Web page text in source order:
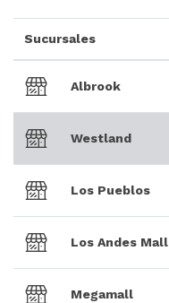
Sucursales
Albrook
Westland
Los Pueblos
Los Andes Mall
Megamall